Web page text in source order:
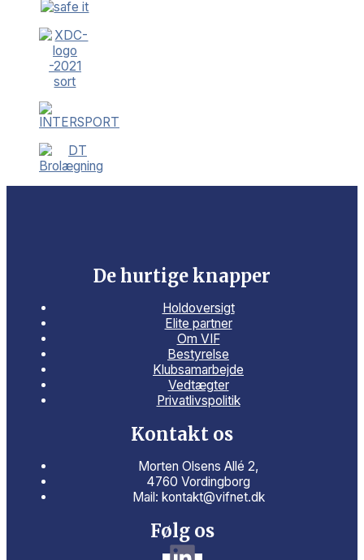
De hurtige knapper
Holdoversigt
Elite partner
Om VIF
Bestyrelse
Klubsamarbejde
Vedtægter
Privatlivspolitik
Kontakt os
Morten Olsens Allé 2,
4760 Vordingborg
Mail: kontakt@vifnet.dk
Følg os